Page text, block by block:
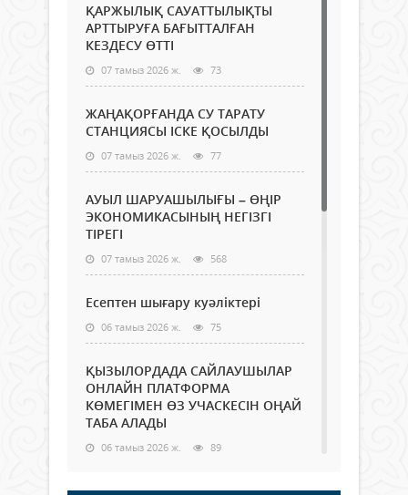
ҚАРЖЫЛЫҚ САУАТТЫЛЫҚТЫ
АРТТЫРУҒА БАҒЫТТАЛҒАН
КЕЗДЕСУ ӨТТІ
07 тамыз 2026 ж. 73
ЖАҢАҚОРҒАНДА СУ ТАРАТУ
СТАНЦИЯСЫ ІСКЕ ҚОСЫЛДЫ
07 тамыз 2026 ж. 77
АУЫЛ ШАРУАШЫЛЫҒЫ – ӨҢІР
ЭКОНОМИКАСЫНЫҢ НЕГІЗГІ
ТІРЕГІ
07 тамыз 2026 ж. 568
Есептен шығару куәліктері
06 тамыз 2026 ж. 75
ҚЫЗЫЛОРДАДА САЙЛАУШЫЛАР
ОНЛАЙН ПЛАТФОРМА
КӨМЕГІМЕН ӨЗ УЧАСКЕСІН ОҢАЙ
ТАБА АЛАДЫ
06 тамыз 2026 ж. 89
Open Air: Қызылорда облысы